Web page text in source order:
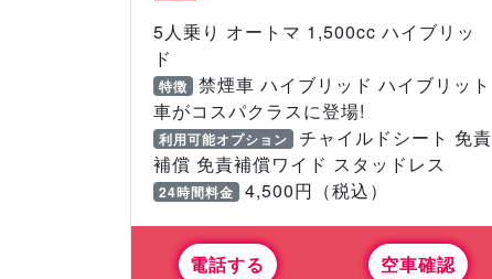
5人乗り オートマ 1,500cc ハイブリッ
ド
特徴 禁煙車 ハイブリッド ハイブリット
車がコスパクラスに登場!
利用可能オプション チャイルドシート 免責
補償 免責補償ワイド スタッドレス
24時間料金 4,500円（税込）
電話する 空車確認